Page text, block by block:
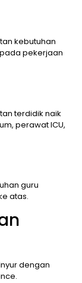
kebutuhan
pekerjaan
terdidik naik
perawat ICU,
guru
atas.
dengan